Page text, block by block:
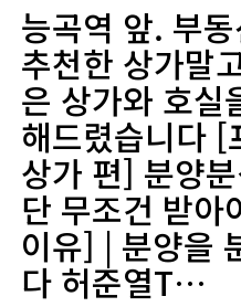
능곡역 앞. 부동
추천한 상가말
은 상가와 호실
해드렸습니다 [
상가 편] 분양
단 무조건 받아
이유] | 분양을
다 허준열T…